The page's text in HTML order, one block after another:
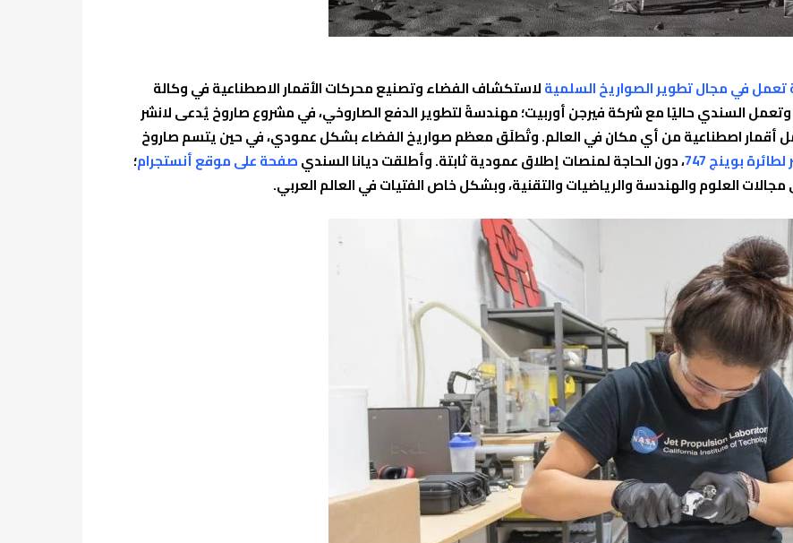
في مجال تطوير الصواريخ السلميةلاستكشاف الفضاء وتصنيع محركات الأقمار الاصطناعية في وكالة
وتعمل السندي حاليًا مع شركة فيرجن أوربيت؛ مهندسةً لتطوير الدفع الصاروخي، في مشروع صاروخ يُدعى لانشر
أقمار اصطناعية من أي مكان في العالم. وتُطلَق معظم صواريخ الفضاء بشكل عمودي، في حين يتسم صاروخ
بوينج 747 ، دون الحاجة لمنصات إطلاق عمودية ثابتة. وأطلقت ديانا السنديصفحة على موقع أنستجرام؛
العلوم والهندسة والرياضيات والتقنية، وبشكل خاص الفتيات في العالم العربي.